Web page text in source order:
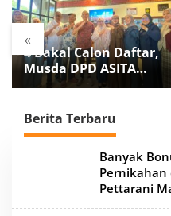
«
4 Bakal Calon Daftar,
Musda DPD ASITA
Sulsel Digelar 20
Berita Terbaru
o
Banyak
Pernikahan
Pettarani